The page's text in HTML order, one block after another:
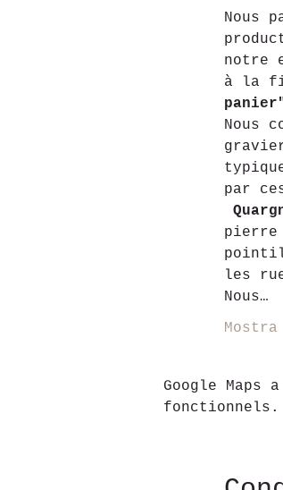
Nous
notre
à la
Nous
par
pierre
les
Nous…
Google Maps
fonctionnels.